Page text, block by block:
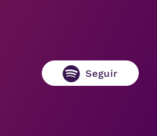
Seguir